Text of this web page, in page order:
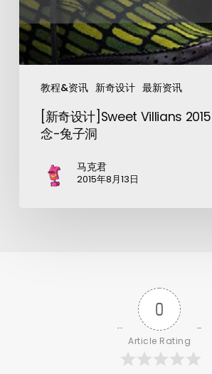
教程&资讯 新奇设计 最新资讯
[新奇设计]Sweet Villians
念-兔子洞
马克君
2015年8月13日
0
Article Rating